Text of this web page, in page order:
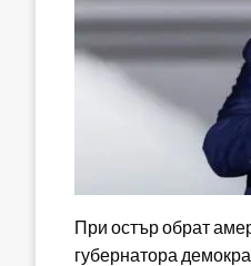
При остър обрат
губернатора